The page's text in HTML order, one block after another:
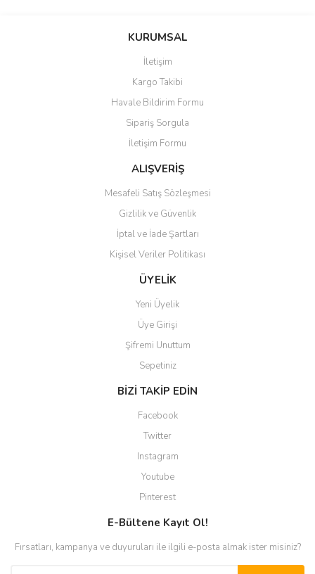
Bu ürüne benzer farklı alternatifler olmalı.
KURUMSAL
İletişim
Kargo Takibi
Havale Bildirim Formu
Sipariş Sorgula
İletişim Formu
ALIŞVERİŞ
Mesafeli Satış Sözleşmesi
Gizlilik ve Güvenlik
İptal ve İade Şartları
Kişisel Veriler Politikası
ÜYELİK
Yeni Üyelik
Üye Girişi
Şifremi Unuttum
Sepetiniz
BİZİ TAKİP EDİN
Facebook
Twitter
Instagram
Youtube
Pinterest
E-Bültene Kayıt Ol!
Fırsatları, kampanya ve duyuruları ile ilgili e-posta almak ister misiniz?